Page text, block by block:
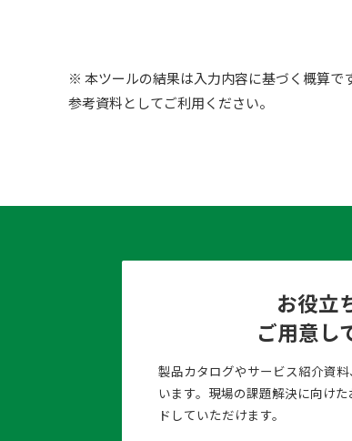
※ 本ツールの結果は入力内容に基づく概算で
参考資料としてご利用ください。
お役立
ご用意し
製品カタログやサービス紹介資
います。現場の課題解決に向け
ドしていただけます。